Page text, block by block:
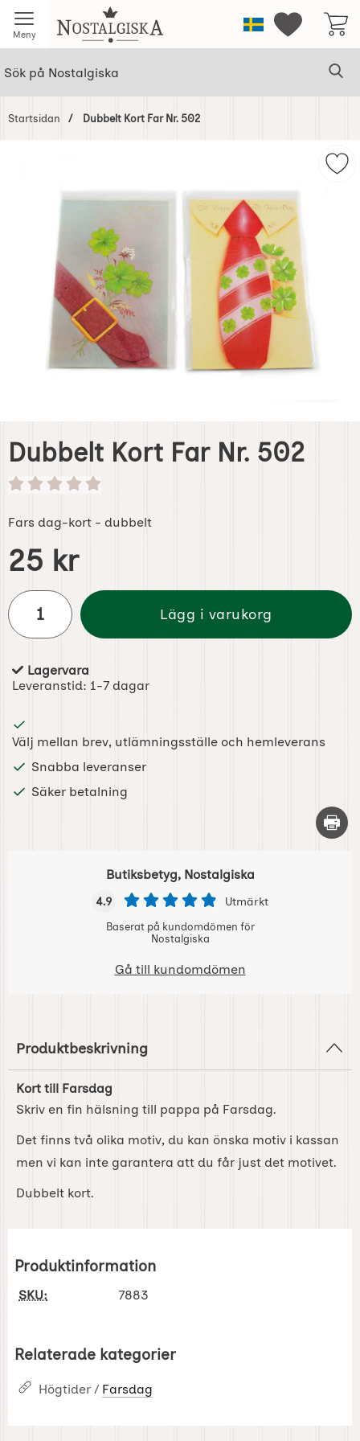
Meny Startsidan för NostalgiskaSverigeMina
Startsidan Dubbelt Kort Far Nr. 502
Dubbelt Kort Far Nr. 502
Fars dag-kort - dubbelt
Handla denna produkt Dubbelt Kort Far Nr. 502
pris
25 kr
antal
Lägg i varukorg
Tillgänglighet:
Lagervara
Leveranstid: 1-7 dagar
Välj mellan brev, utlämningsställe och hemleverans
Snabba leveranser
Säker betalning
Skriv
Butiksbetyg, Nostalgiska
4.9 Utmärkt
Baserat på kundomdömen för
Nostalgiska
Gå till kundomdömen
Produktbeskrivning
Kort till Farsdag
Skriv en fin hälsning till pappa på Farsdag.
Det finns två olika motiv, du kan önska motiv i kassan
men vi kan inte garantera att du får just det motivet.
Dubbelt kort.
Produktinformation
SKU: 7883
Relaterade kategorier
Högtider / Farsdag